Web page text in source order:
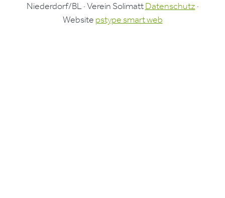
Niederdorf/BL · Verein SolimattDatenschutz ·
Website pstype smart web